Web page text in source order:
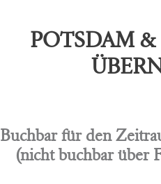
POTSDAM &
Buchbar für den
(nicht buchbar über